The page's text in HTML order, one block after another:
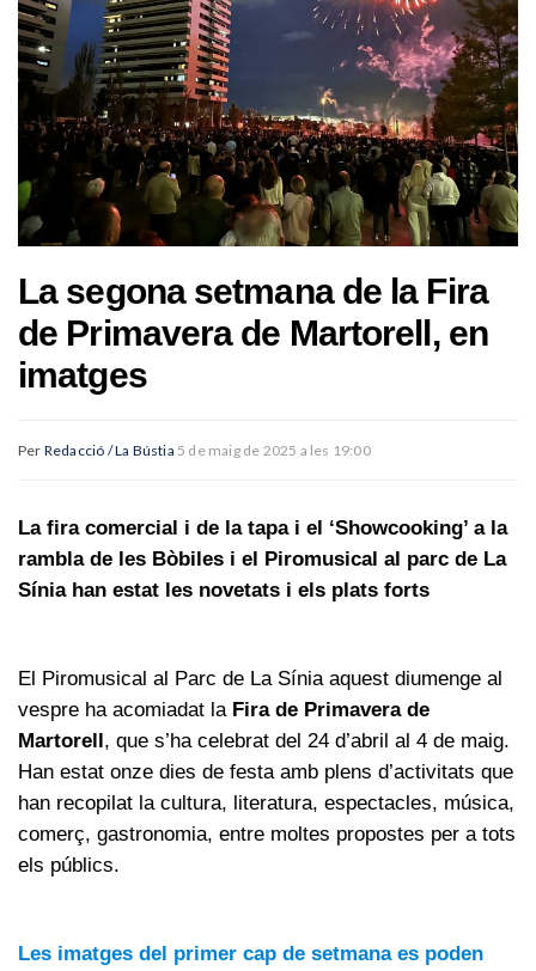
La segona setmana de la Fira
de Primavera de Martorell, en
imatges
Per Redacció / La Bústia 5 de maig de 2025 a les 19:00
La fira comercial i de la tapa i el ‘Showcooking’ a la
rambla de les Bòbiles i el Piromusical al parc de La
Sínia han estat les novetats i els plats forts
El Piromusical al Parc de La Sínia aquest diumenge al
vespre ha acomiadat la Fira de Primavera de
Martorell, que s’ha celebrat del 24 d’abril al 4 de maig.
Han estat onze dies de festa amb plens d’activitats que
han recopilat la cultura, literatura, espectacles, música,
comerç, gastronomia, entre moltes propostes per a tots
els públics.
Les imatges del primer cap de setmana es poden